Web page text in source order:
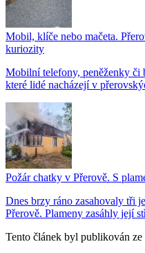
Mobil, klíče nebo mačeta.
kuriozity
Mobilní telefony, peněženky či
které lidé nacházejí v
Požár chatky v Přerově. S
Dnes brzy ráno zasahovaly tři
Přerově. Plameny zasáhly její
Tento článek byl publikován ze